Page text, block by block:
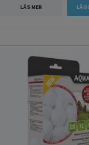
LÄS MER